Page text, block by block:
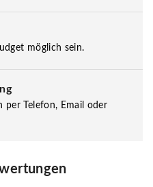
möglich sein.
per Telefon, Email oder